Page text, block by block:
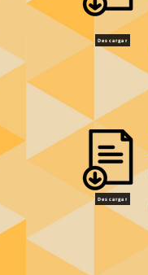
Descargar
Descargar